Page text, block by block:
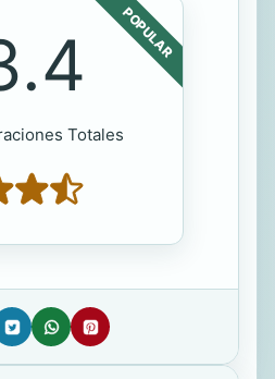
POPULAR
Totales